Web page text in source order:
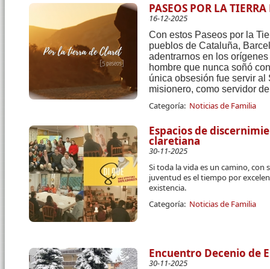
PASEOS POR LA
16-12-2025
Con estos Paseos por la
pueblos de Cataluña,
adentrarnos en los
hombre que nunca soñó
única obsesión fue servir
misionero, como servidor
Categoría: Noticias de Familia
Espacios de
claretiana
30-11-2025
Si toda la vida es un camino, con
juventud es el tiempo por
existencia.
Categoría: Noticias de Familia
Encuentro Decenio de
30-11-2025